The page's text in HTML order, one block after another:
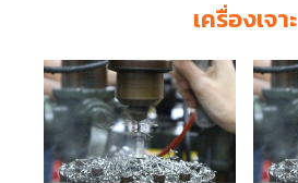
เครื่องเจาะ